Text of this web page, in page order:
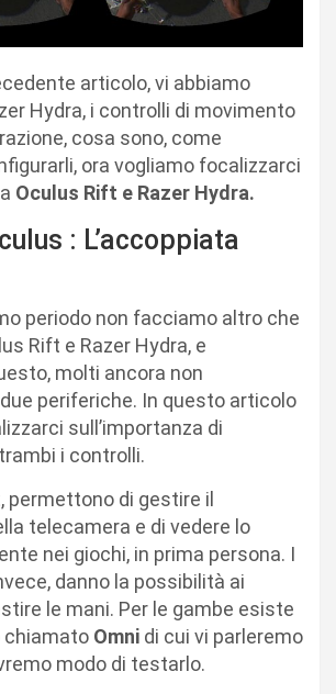
articolo, vi abbiamo
Hydra, i controlli di movimento
cosa sono, come
ora vogliamo focalizzarci
Oculus Rift e Razer Hydra.
: L’accoppiata
periodo non facciamo altro che
Rift e Razer Hydra, e
molti ancora non
periferiche. In questo articolo
sull’importanza di
i controlli.
permettono di gestire il
telecamera e di vedere lo
nei giochi, in prima persona. I
danno la possibilità ai
le mani. Per le gambe esiste
chiamato Omni di cui vi parleremo
modo di testarlo.